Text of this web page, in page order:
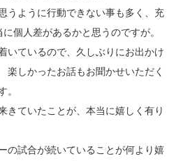
うように行動できない事も多く、充
個人差があるかと思うのですが。
いているので、久しぶりにお出かけ
しかったお話もお聞かせいただく
きていたことが、本当に嬉しく有り
の試合が続いていることが何より嬉